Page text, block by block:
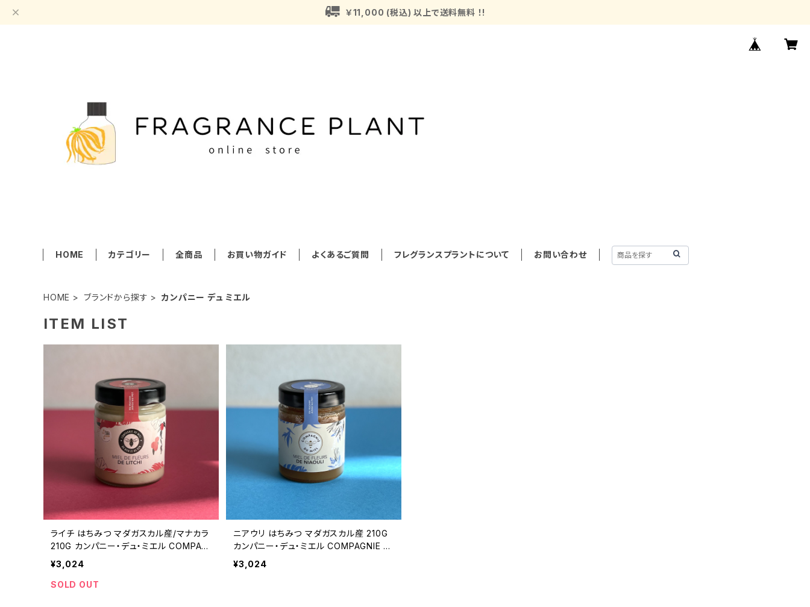
￥11,000 (税込) 以上で送料無料 ！!
HOME カテゴリー 全商品 お買い物ガイド よくあるご質問 フレグランスプラントについて お問い合わせ
HOME ブランドから探す カンパニー デュ ミエル
ITEM LIST
ライチ はちみつ マダガスカル産/マナカラ
210G カンパニー・デュ・ミエル COMPAG
NIE DU MIEL 非加熱
¥3,024
SOLD OUT
ニアウリ はちみつ マダガスカル産 210G
カンパニー・デュ・ミエル COMPAGNIE D
U MIEL 非加熱
¥3,024